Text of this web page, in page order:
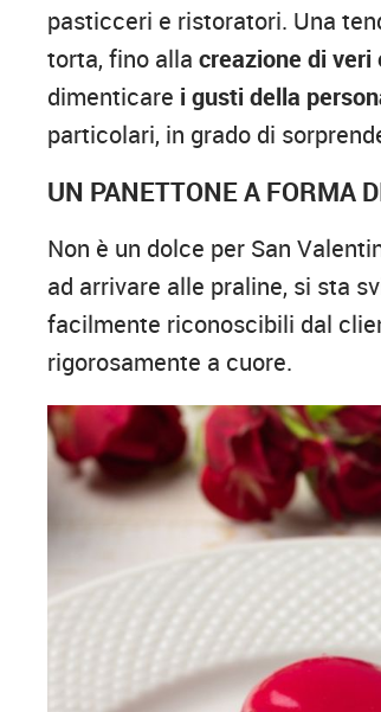
pasticceri e ristoratori. Una
torta, fino allacreazione di
dimenticare i gusti della
particolari, in grado di
UN PANETTONE A FORMA
Non è un dolce per San
ad arrivare alle praline, si sta
facilmente riconoscibili dal
rigorosamente a cuore.